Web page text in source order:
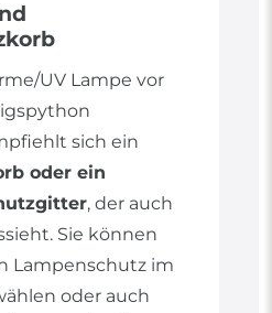
UV Lampe vor
sich ein
oder ein
, der auch
Sie können
Lampenschutz im
oder auch